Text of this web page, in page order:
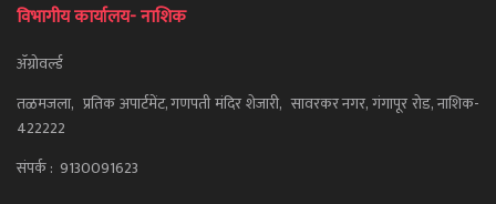
विभागीय कार्यालय- नाशिक
ॲग्रोवर्ल्ड
तळमजला, प्रतिक अपार्टमेंट, गणपती मंदिर शेजारी, सावरकर नगर, गंगापूर रोड, नाशिक-
422222
संपर्क : 9130091623